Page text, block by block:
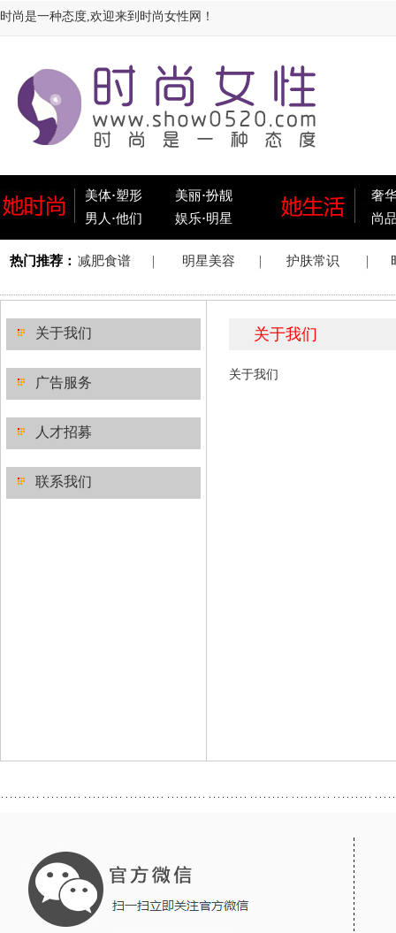
时尚是一种态度,欢迎来到时尚女性网！
美体·塑形 美丽·扮靓
男人 ·他们 娱乐·明星
奢
尚
关于我们
广告服务
人才招募
联系我们
关于我们
关于我们